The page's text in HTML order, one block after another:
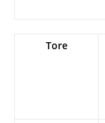
Tore